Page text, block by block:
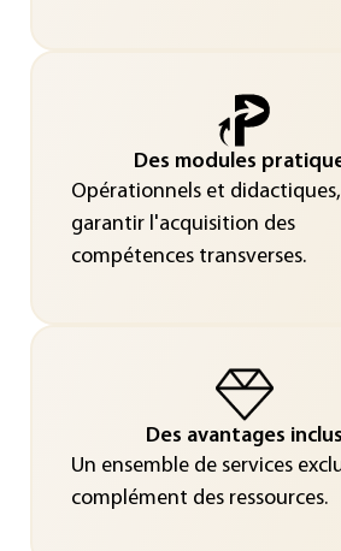
Des modules
Opérationnels et
garantir l'acquisition des
compétences transverses.
Des avantages inclus
Un ensemble de services
complément des ressources.